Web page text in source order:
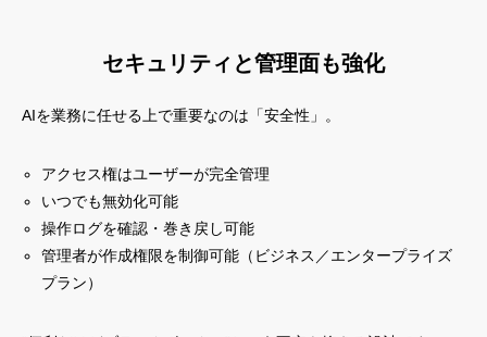
セキュリティと管理面も強化
AIを業務に任せる上で重要なのは「安全性」。
アクセス権はユーザーが完全管理
いつでも無効化可能
操作ログを確認・巻き戻し可能
管理者が作成権限を制御可能（ビジネス／エンタープライズ
プラン）